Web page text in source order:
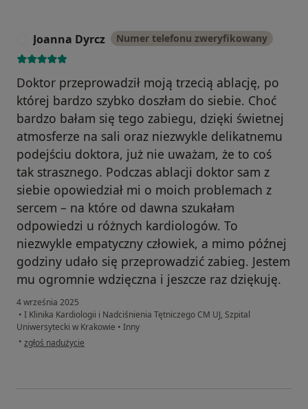
Joanna Dyrcz Numer telefonu zweryfikowany
Doktor przeprowadził moją trzecią ablację, po
której bardzo szybko doszłam do siebie. Choć
bardzo bałam się tego zabiegu, dzięki świetnej
atmosferze na sali oraz niezwykle delikatnemu
podejściu doktora, już nie uważam, że to coś
tak strasznego. Podczas ablacji doktor sam z
siebie opowiedział mi o moich problemach z
sercem – na które od dawna szukałam
odpowiedzi u różnych kardiologów. To
niezwykle empatyczny człowiek, a mimo późnej
godziny udało się przeprowadzić zabieg. Jestem
mu ogromnie wdzięczna i jeszcze raz dziękuję.
4 września 2025
• I Klinika Kardiologii i Nadciśnienia Tętniczego CM UJ, Szpital
Uniwersytecki w Krakowie • Inny
• w opinii użytkownika Joanna Dyrcz
zgłoś nadużycie